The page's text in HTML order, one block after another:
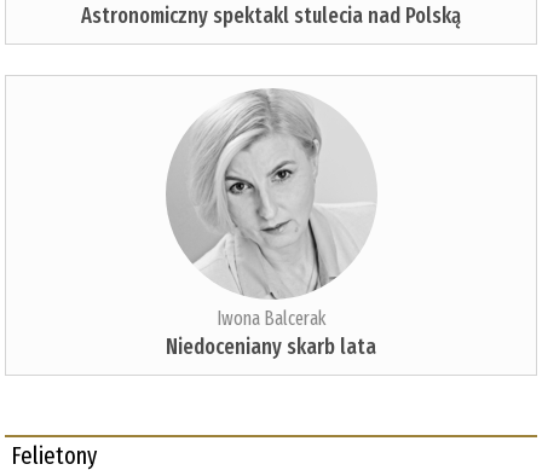
Astronomiczny spektakl stulecia nad Polską
Iwona Balcerak
Niedoceniany skarb lata
Felietony